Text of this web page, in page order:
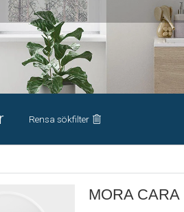
Rensa sökfilter
MORA CARA